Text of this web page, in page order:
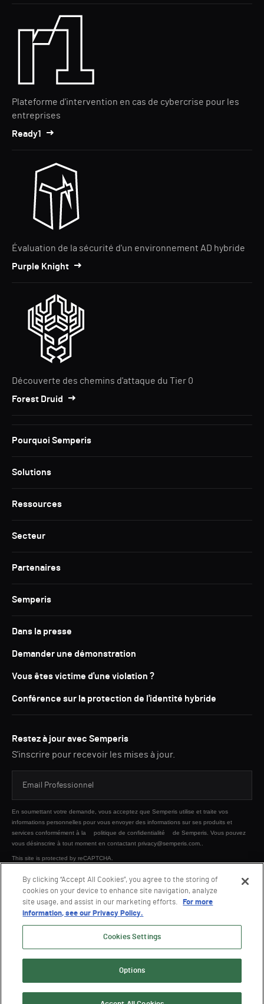
Plateforme d'intervention en cas de cybercrise pour les
entreprises
Ready1
Évaluation de la sécurité d'un environnement AD hybride
Purple Knight
Découverte des chemins d'attaque du Tier 0
Forest Druid
Pourquoi Semperis
Solutions
Ressources
Secteur
Partenaires
Semperis
Dans la presse
Demander une démonstration
Vous êtes victime d'une violation ?
Conférence sur la protection de l'identité hybride
Restez à jour avec Semperis
S'inscrire pour recevoir les mises à jour.
En soumettant votre demande, vous acceptez que Semperis utilise et traite vos
informations personnelles pour vous envoyer des informations sur ses produits et
services conformément à la
politique de confidentialité
de Semperis. Vous pouvez
vous désinscrire à tout moment en contactant privacy@semperis.com..
This site is protected by reCAPTCHA.
ENVOYER
© 2026 Semperis. Tous droits réservés.
By clicking “Accept All Cookies”, you agree to the storing of
cookies on your device to enhance site navigation, analyze
site usage, and assist in our marketing efforts.
For more
information, see our Privacy Policy.
Cookies Settings
Options